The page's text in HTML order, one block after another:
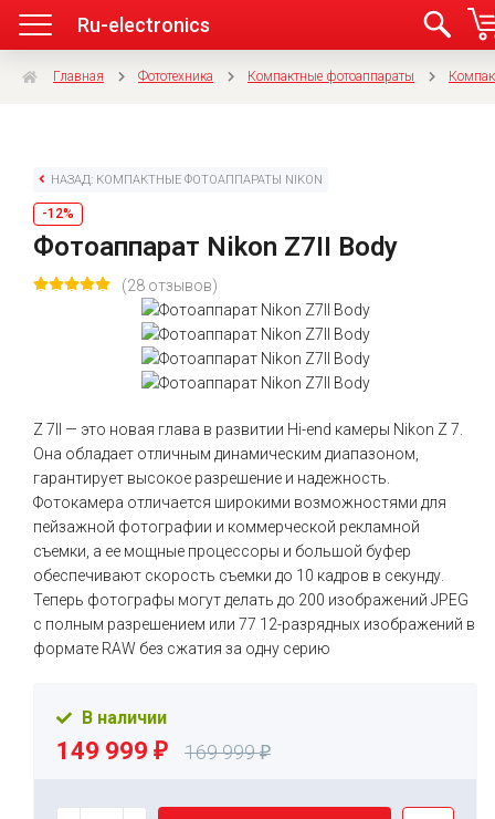
Ru-electronics
Главная Фототехника Компактные фотоаппараты
НАЗАД: КОМПАКТНЫЕ ФОТОАППАРАТЫ NIKON
-12%
Фотоаппарат Nikon Z7II Body
(28 отзывов)
Z 7II — это новая глава в развитии Hi-end камеры Nikon Z 7.
Она обладает отличным динамическим диапазоном,
гарантирует высокое разрешение и надежность.
Фотокамера отличается широкими возможностями для
пейзажной фотографии и коммерческой рекламной
съемки, а ее мощные процессоры и большой буфер
обеспечивают скорость съемки до 10 кадров в секунду.
Теперь фотографы могут делать до 200 изображений JPEG
с полным разрешением или 77 12-разрядных изображений в
формате RAW без сжатия за одну серию
В наличии
149 999 ₽ 169 999₽